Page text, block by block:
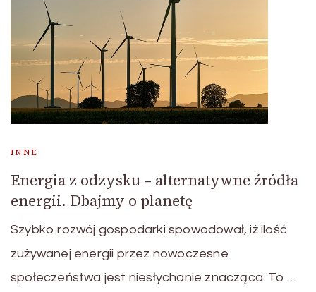
INNE
Energia z odzysku – alternatywne źródła
energii. Dbajmy o planetę
Szybko rozwój gospodarki spowodował, iż ilość
zużywanej energii przez nowoczesne
społeczeństwa jest niesłychanie znacząca. To …